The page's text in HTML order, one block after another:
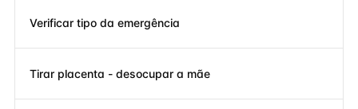
Verificar tipo da emergência
Tirar placenta - desocupar a mãe